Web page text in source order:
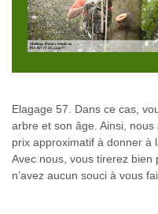
Elagage 57. Dans ce cas,
arbre et son âge. Ainsi,
prix approximatif à donner à
Avec nous, vous tirerez bien
n’avez aucun souci à vous